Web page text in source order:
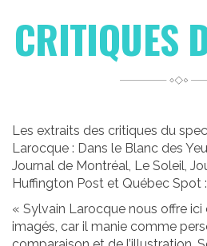
CRITIQUES
Les extraits des critiques du
Larocque : Dans le Blanc des
Journal de Montréal, Le Soleil,
Huffington Post et Québec Spot :
« Sylvain Larocque nous offre
imagés, car il manie comme